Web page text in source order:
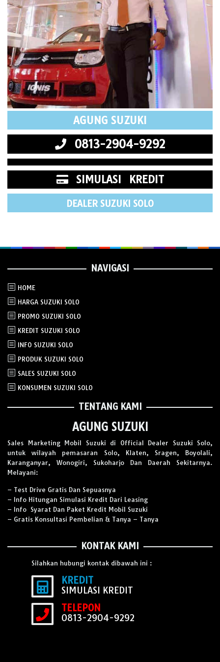
AGUNG SUZUKI
0813-2904-9292
SIMULASI KREDIT
DEALER SUZUKI SOLO
NAVIGASI
HOME
HARGA SUZUKI SOLO
PROMO SUZUKI SOLO
KREDIT SUZUKI SOLO
INFO SUZUKI SOLO
PRODUK SUZUKI SOLO
SALES SUZUKI SOLO
KONSUMEN SUZUKI SOLO
TENTANG KAMI
AGUNG SUZUKI
Sales Marketing Mobil Suzuki di Official Dealer Suzuki Solo,
untuk wilayah pemasaran Solo, Klaten, Sragen, Boyolali,
Karanganyar, Wonogiri, Sukoharjo Dan Daerah Sekitarnya.
Melayani:
– Test Drive Gratis Dan Sepuasnya
– Info Hitungan Simulasi Kredit Dari Leasing
– Info Syarat Dan Paket Kredit Mobil Suzuki
– Gratis Konsultasi Pembelian & Tanya – Tanya
KONTAK KAMI
Silahkan hubungi kontak dibawah ini :
KREDIT
SIMULASI KREDIT
TELEPON
0813-2904-9292